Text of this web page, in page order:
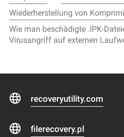
Wiederherstellung von
Wie man beschädigte .IPK-
Virusangriff auf externen
recoveryutility.com
filerecovery.pl